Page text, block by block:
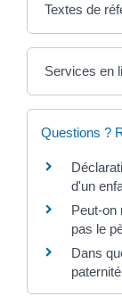
Textes de
Services en
Questions ?
d'un
Peut-on
pas le
Dans